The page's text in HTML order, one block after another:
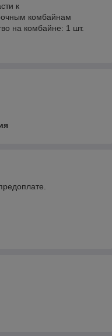
к
комбайнам
на комбайне: 1 шт.